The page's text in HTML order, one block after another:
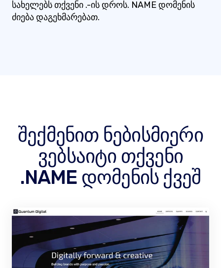
სახელებს თქვენი .-ის დროს. NAME დომენის
ძიება დაგეხმარებათ.
შექმენით ნებისმიერი
ვებსაიტი თქვენი
.NAME დომენის ქვეშ